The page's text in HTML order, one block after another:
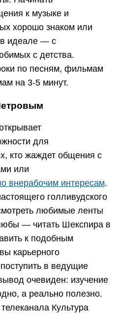
к музыке и
хорошо знаком или
в идеале — с
с детства.
по песням, фильмам
на 3-5 минут.
для
кто жаждет общения с
или
внерабочим интересам.
голливудского
любимые ленты
— читать Шекспира в
к подобным
карьерного
в ведущие
очевиден: изучение
а реально полезно.
Культура